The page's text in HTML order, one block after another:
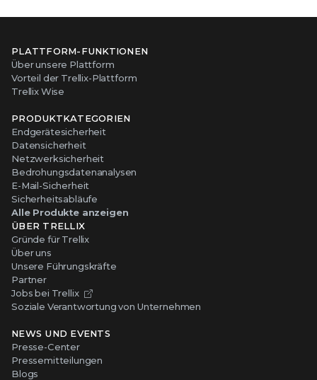
PLATTFORM-FUNKTIONEN
Über unsere Plattform
Vorteil der Trellix-Plattform
Trellix Wise
PRODUKTKATEGORIEN
Endgerätesicherheit
Datensicherheit
Netzwerksicherheit
Bedrohungsdatenanalysen
E-Mail-Sicherheit
Sicherheitsabläufe
Alle Produkte anzeigen
ÜBER TRELLIX
Gründe für Trellix
Über uns
Unsere Führungskräfte
Partner
Jobs bei Trellix
Soziale Verantwortung von Unternehmen
NEWS UND EVENTS
Presse-Center
Pressemitteilungen
Blogs